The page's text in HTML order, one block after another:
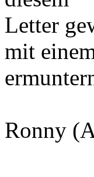
Letter
mit
Ronny